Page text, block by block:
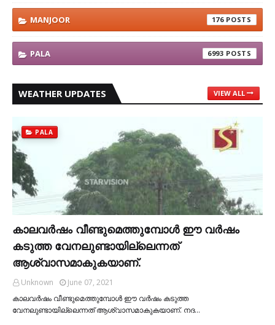
MANJOOR 176
PALA 6993
WEATHER UPDATES VIEW ALL
PALA
കാലവര്‍ഷം വീണ്ടുമെത്തുമ്പോള്‍ ഈ വര്‍ഷം
കടുത്ത വേനലുണ്ടായില്ലെന്നത്
ആശ്വാസമാകുകയാണ്.
Unknown
June 07, 2021
കാലവര്‍ഷം വീണ്ടുമെത്തുമ്പോള്‍ ഈ വര്‍ഷം കടുത്ത
വേനലുണ്ടായില്ലെന്നത് ആശ്വാസമാകുകയാണ്. നദ…